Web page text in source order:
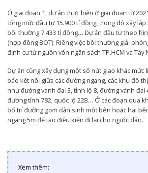
Ở giai đoạn 1, dự án thực hiện ở giai đoạn từ
tổng mức đầu tư 15.900 tỉ đồng, trong đó xây
bồi thường 7.433 tỉ đồng… Dự án đầu tư theo
(hợp đồng BOT). Riêng việc bồi thường giải
định cư từ nguồn vốn ngân sách TP.HCM và Tây
Dự án cũng xây dựng một số nút giao khác mức
bảo kết nối giữa các đường ngang, các khu đô
như đường vành đai 3, tỉnh lộ 8, đường vành đai
đường tỉnh 782, quốc lộ 22B… Ở các đoạn qua
bố trí đường gom dân sinh một bên hoặc hai
ngang 5m để tạo điều kiện đi lại cho người dân.
Xem thêm: